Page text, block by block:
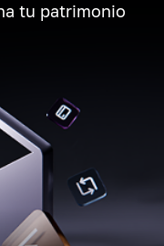
tu patrimonio